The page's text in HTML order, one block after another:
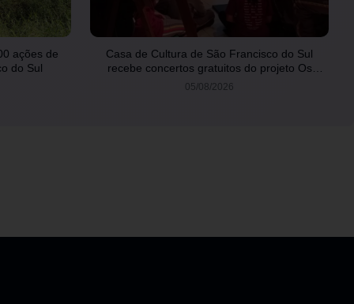
ações de
do Sul
Casa de Cultura de São Francisco do Sul
recebe concertos gratuitos do projeto Os
Bachianos
05/08/2026